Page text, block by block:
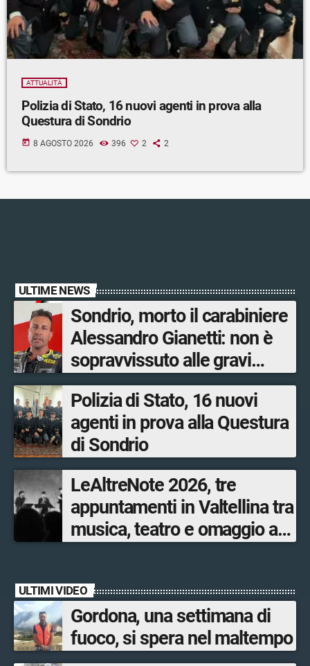
ATTUALITÀ
Polizia di Stato, 16 nuovi agenti in prova alla
Questura di Sondrio
today 8 AGOSTO 2026 396 2 2
ULTIME NEWS
Sondrio, morto il carabiniere
Alessandro Gianetti: non è
sopravvissuto alle gravi
ustioni
Polizia di Stato, 16 nuovi
agenti in prova alla Questura
di Sondrio
LeAltreNote 2026, tre
appuntamenti in Valtellina tra
musica, teatro e omaggio a
ULTIMI VIDEO
Gordona, una settimana di
fuoco, si spera nel maltempo